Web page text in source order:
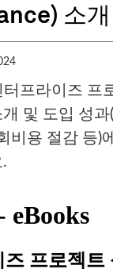
소개
터프라이즈 프
및 도입 성과
비용 절감 등)